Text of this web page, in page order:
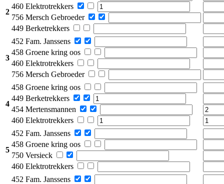
2
460 Elektrotrekkers
756 Mersch Gebroeder
449 Berketrekkers
3
452 Fam. Janssens
458 Groene kring oos
460 Elektrotrekkers
756 Mersch Gebroeder
4
458 Groene kring oos
449 Berketrekkers
454 Mertensmannen
460 Elektrotrekkers
5
452 Fam. Janssens
458 Groene kring oos
750 Versieck
460 Elektrotrekkers
452 Fam. Janssens